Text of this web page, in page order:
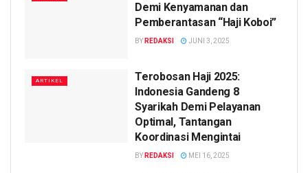
Demi Kenyamanan dan
Pemberantasan “Haji Koboi”
BY REDAKSI JUNI 3, 2025
ARTIKEL
Terobosan Haji 2025:
Indonesia Gandeng 8
Syarikah Demi Pelayanan
Optimal, Tantangan
Koordinasi Mengintai
BY REDAKSI MEI 16, 2025